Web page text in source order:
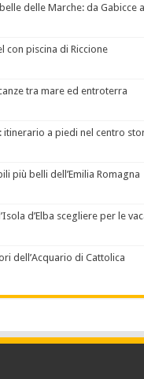
delle Marche: da Gabicce
con piscina di Riccione
tra mare ed entroterra
itinerario a piedi nel centro
più belli dell’Emilia Romagna
d’Elba scegliere per le
dell’Acquario di Cattolica